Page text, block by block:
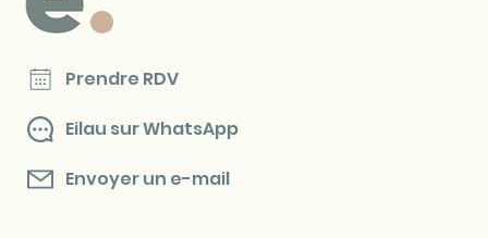
Prendre RDV
Envoyer un e-mail
Eilau sur WhatsApp